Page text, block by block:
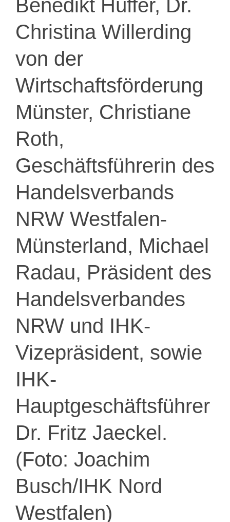
Benedikt Hüffer, Dr.
Christina Willerding
von der
Wirtschaftsförderung
Münster, Christiane
Roth,
Geschäftsführerin des
Handelsverbands
NRW Westfalen-
Münsterland, Michael
Radau, Präsident des
Handelsverbandes
NRW und IHK-
Vizepräsident, sowie
IHK-
Hauptgeschäftsführer
Dr. Fritz Jaeckel.
(Foto: Joachim
Busch/IHK Nord
Westfalen)